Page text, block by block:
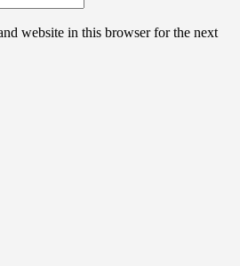
website in this browser for the next